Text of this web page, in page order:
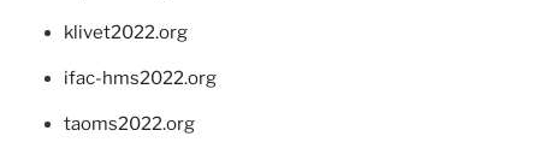
klivet2022.org
ifac-hms2022.org
taoms2022.org